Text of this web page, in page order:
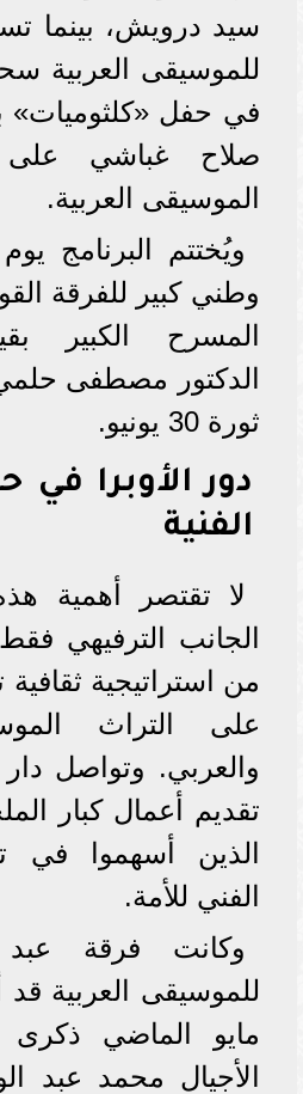
سيد درويش، بينما
للموسيقى العربية
في حفل «كلثوميات»
صلاح غباشي
الموسيقى العربية.
وطني كبير للفرقة
المسرح الكبير
الدكتور مصطفى
ثورة 30 يونيو.
دور الأوبرا في
الفنية
لا تقتصر أهمية
الجانب الترفيهي
من استراتيجية
على التراث
والعربي. وتواصل دار
تقديم أعمال كبار
الذين أسهموا في
الفني للأمة.
وكانت فرقة عبد
للموسيقى العربية
مايو الماضي ذكرى
الأجيال محمد عبد